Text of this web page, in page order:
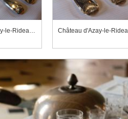
Château d'Azay-le-Rideau, salle à manger, coupe à fruits